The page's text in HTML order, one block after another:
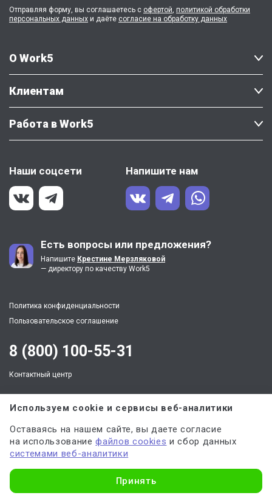
О Work5
Клиентам
Работа в Work5
Наши соцсети Напишите нам
Есть вопросы или предложения?
Напишите Крестине Мерзляковой
— директору по качеству Work5
Политика конфиденциальности
Пользовательское соглашение
Отправляя форму, вы соглашаетесь с офертой, политикой обработки
персональных данных и даёте согласие на обработку данных
8 (800) 100-55-31
Контактный центр
+7 (499) 704-30-13
г. Москва
ул. Арбат, д. 35, офис 468, этаж 4
По будням: пн.-пт. c 9:00 до 21:00,
client@work5.ru
Используем cookie и сервисы веб-аналитики
Оставаясь на нашем сайте, вы даете согласие
на использованиефайлов cookies и сбор данных
системами веб-аналитики
Принять